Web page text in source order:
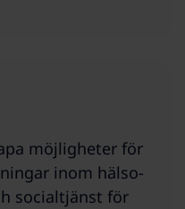
möjligheter för
inom hälso-
socialtjänst för